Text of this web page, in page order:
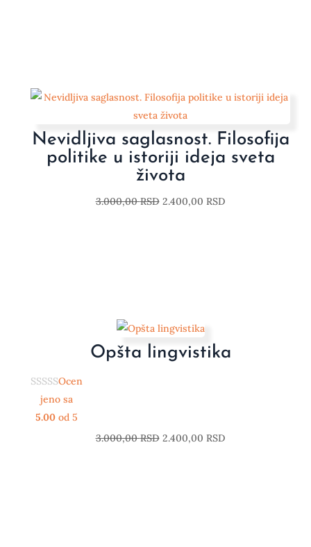
Nevidljiva saglasnost. Filosofija
politike u istoriji ideja sveta
života
3.000,00RSD 2.400,00 RSD
Opšta lingvistika
Ocen
jeno sa
5.00 od 5
3.000,00RSD 2.400,00 RSD